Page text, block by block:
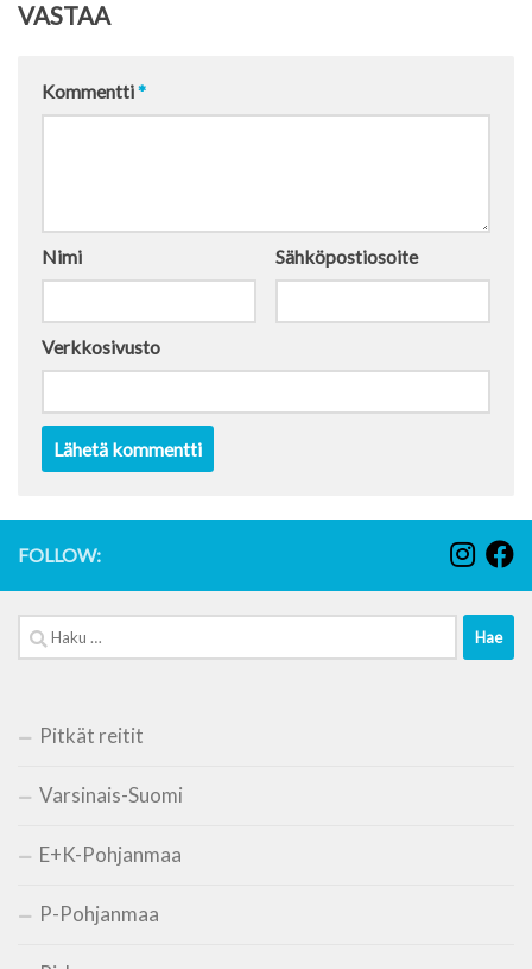
VASTAA
Kommentti*
Nimi Sähköpostiosoite
Verkkosivusto
FOLLOW:
Haku:
Pitkät reitit
Varsinais-Suomi
E+K-Pohjanmaa
P-Pohjanmaa